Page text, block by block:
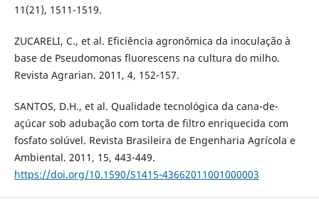
11(21), 1511-1519.
ZUCARELI, C., et al. Eficiência agronômica da inoculação à
base de Pseudomonas fluorescens na cultura do milho.
Revista Agrarian. 2011, 4, 152-157.
SANTOS, D.H., et al. Qualidade tecnológica da cana-de-
açúcar sob adubação com torta de filtro enriquecida com
fosfato solúvel. Revista Brasileira de Engenharia Agrícola e
Ambiental. 2011, 15, 443-449.
https://doi.org/10.1590/S1415-43662011001000003